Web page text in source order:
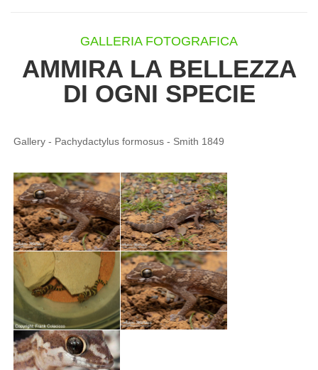
GALLERIA FOTOGRAFICA
AMMIRA LA BELLEZZA
DI OGNI SPECIE
Gallery - Pachydactylus formosus - Smith 1849